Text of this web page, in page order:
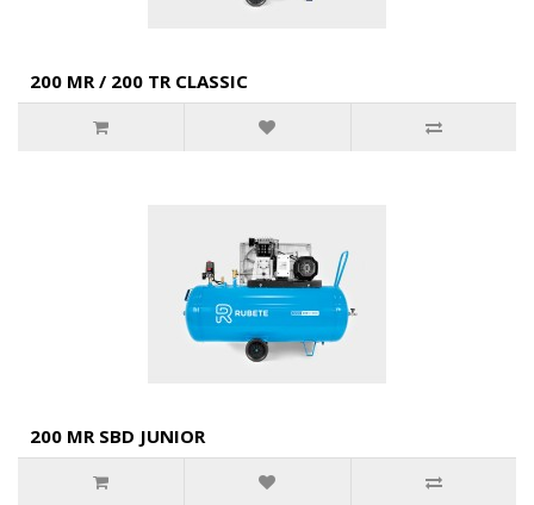
200 MR / 200 TR CLASSIC
200 MR SBD JUNIOR